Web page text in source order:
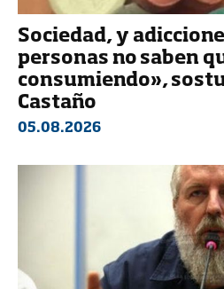
Sociedad, y
personas no saben
consumiendo»,
Castaño
05.08.2026